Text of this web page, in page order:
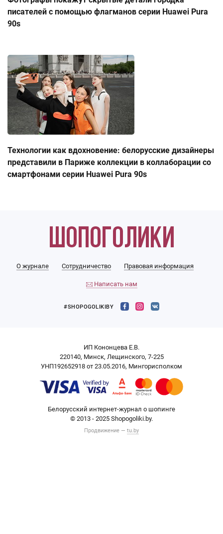
писателей с помощью флагманов серии Huawei Pura
90s
Технологии как вдохновение: белорусские дизайнеры
представили в Париже коллекции в коллаборации со
смартфонами серии Huawei Pura 90s
О журнале Сотрудничество Правовая информация
Написать нам
#SHOPOGOLIKIBY
ИП Кононцева Е.В.
220140, Минск, Лещинского, 7-225
УНП192652918 от 23.05.2016, Мингорисполком
Белорусский интернет-журнал о шопинге
© 2013 - 2025 Shopogoliki.by.
Продвижение — tu.by